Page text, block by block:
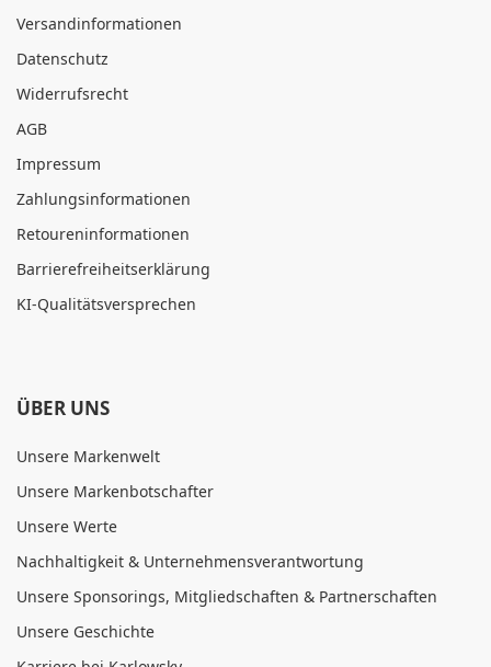
Versandinformationen
Datenschutz
Widerrufsrecht
AGB
Impressum
Zahlungsinformationen
Retoureninformationen
Barrierefreiheitserklärung
KI-Qualitätsversprechen
ÜBER UNS
Unsere Markenwelt
Unsere Markenbotschafter
Unsere Werte
Nachhaltigkeit & Unternehmensverantwortung
Unsere Sponsorings, Mitgliedschaften & Partnerschaften
Unsere Geschichte